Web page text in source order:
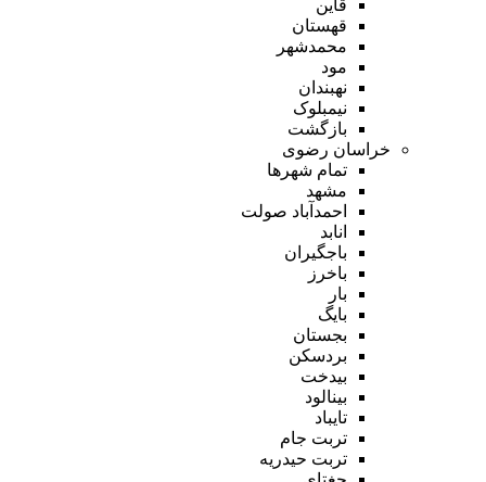
قاین
قهستان
محمدشهر
مود
نهبندان
نیمبلوک
بازگشت
خراسان رضوی
تمام شهر‌ها
مشهد
احمدآباد صولت
انابد
باجگیران
باخرز
بار
بایگ
بجستان
بردسکن
بیدخت
بینالود
تایباد
تربت جام
تربت حیدریه